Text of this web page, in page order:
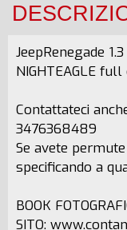
JeepRenegade
NIGHTEAGLE
Contattateci
3476368489
Se avete
specificando a
BOOK
SITO: